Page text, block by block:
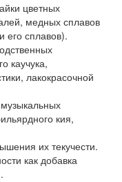
цветных
медных сплавов
его сплавов).
каучука,
лакокрасочной
кия,
их текучести.
как добавка